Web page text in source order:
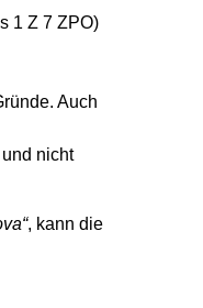
1 Z 7 ZPO)
. Auch
nicht
, kann die